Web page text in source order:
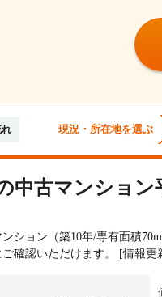
現況・所在地を選ぶ
中古マンション
ション（築10年/専有面積
確認いただけます。
[情報更